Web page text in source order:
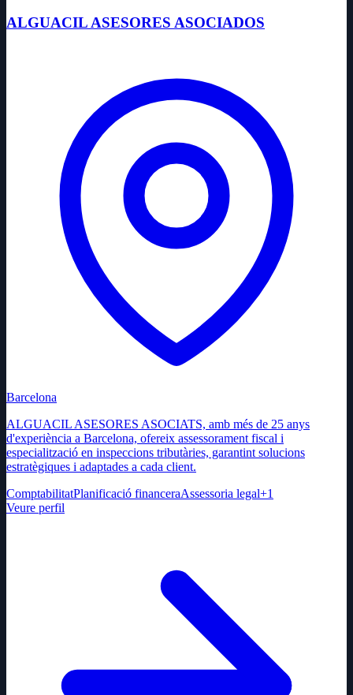
ALGUACIL ASESORES ASOCIADOS
Barcelona
ALGUACIL ASESORES ASOCIATS, amb més de 25 anys
d'experiència a Barcelona, ofereix assessorament fiscal i
especialització en inspeccions tributàries, garantint solucions
estratègiques i adaptades a cada client.
ComptabilitatPlanificació financeraAssessoria legal+1
Veure perfil